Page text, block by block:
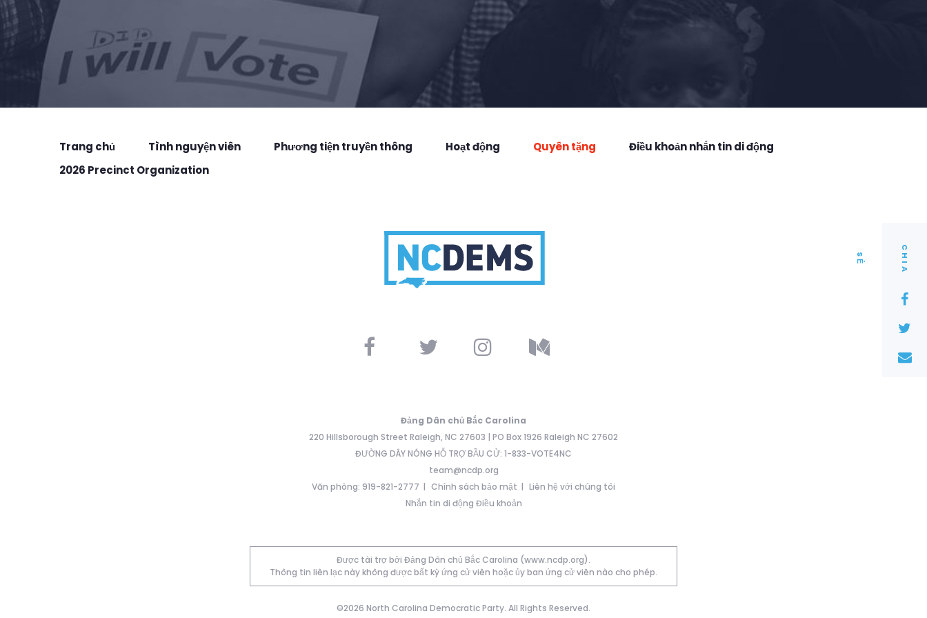
C
H I
A
S
Ẻ
Trang chủ Tình nguyện viên Phương tiện truyền thông Hoạt động Quyên tặng
Điều khoản nhắn tin di động
2026 Precinct Organization
Đảng Dân chủ Bắc Carolina
220 Hillsborough Street Raleigh, NC 27603 | PO Box 1926 Raleigh NC 27602
ĐƯỜNG DÂY NÓNG HỖ TRỢ BẦU CỬ: 1-833-VOTE4NC
team@ncdp.org
Văn phòng: 919-821-2777
Chính sách bảo mật
Liên hệ với chúng tôi
Nhắn tin di động Điều khoản
Được tài trợ bởi Đảng Dân chủ Bắc Carolina (www.ncdp.org).
Thông tin liên lạc này không được bất kỳ ứng cử viên hoặc ủy ban ứng cử viên nào cho phép.
©2026 North Carolina Democratic Party. All Rights Reserved.